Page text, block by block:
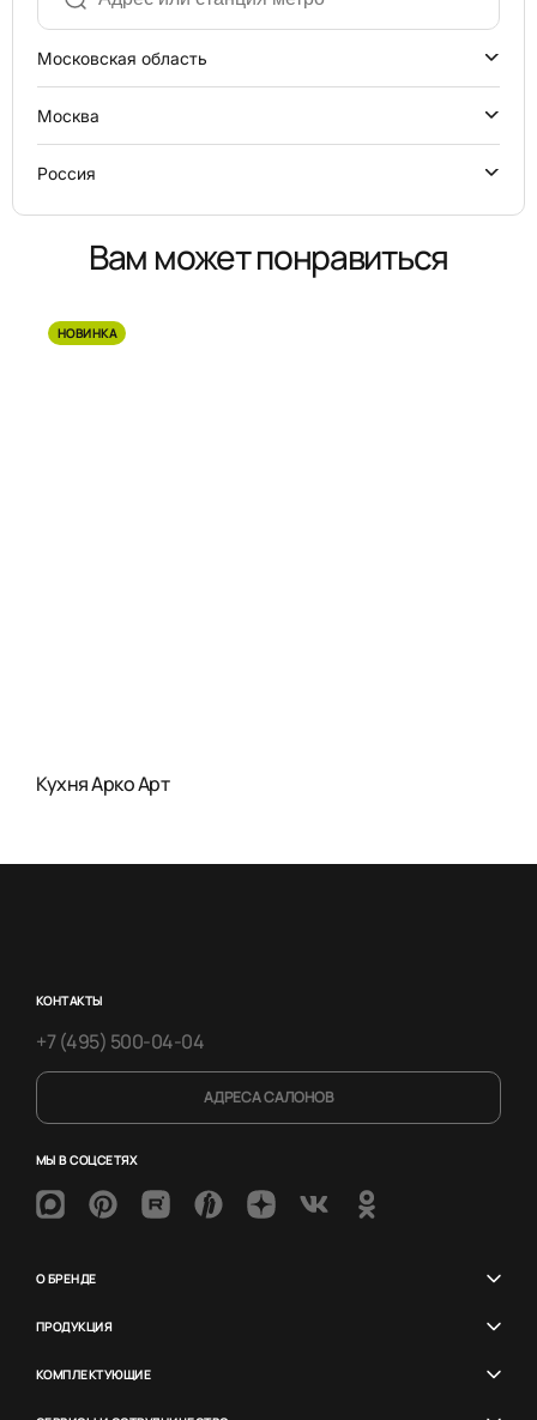
Московская область
Москва
Россия
Вам может понравиться
НОВИНКА
Кухня Арко Арт
КОНТАКТЫ
+7 (495) 500-04-04
АДРЕСА САЛОНОВ
МЫ В СОЦСЕТЯХ
О БРЕНДЕ
ПРОДУКЦИЯ
КОМПЛЕКТУЮЩИЕ